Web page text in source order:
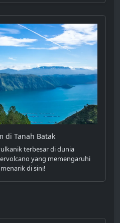
di Tanah Batak
terbesar di dunia
yang memengaruhi
di sini!